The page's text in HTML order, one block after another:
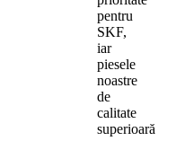
pentru
SKF,
iar
piesele
noastre
de
calitate
superioară